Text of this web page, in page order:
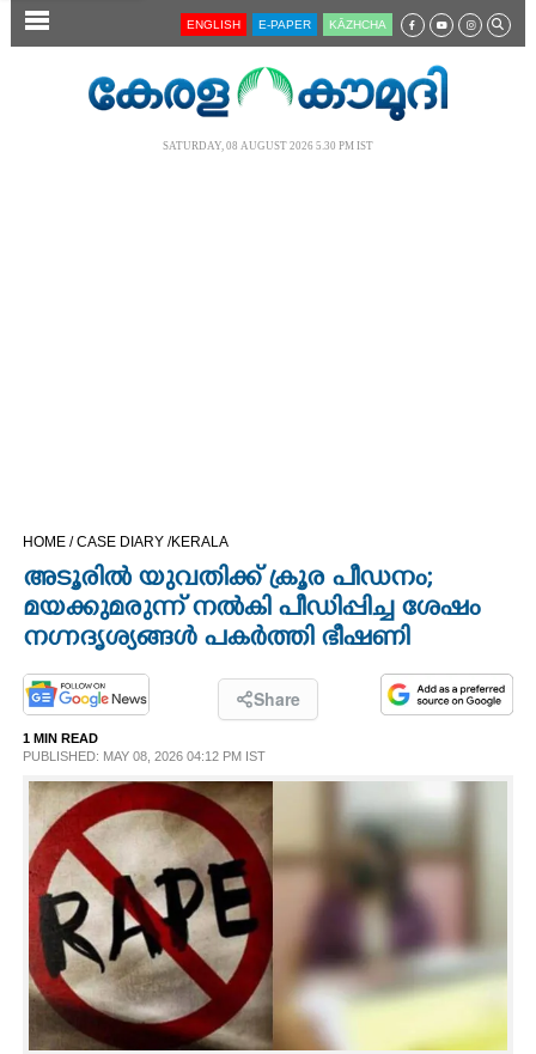
SECTIONS
OPINION
PHOTOS
LIFESTYLE
SPIRITUAL
INFO+
ART
ENGLISH E-PAPER KĀZHCHA
SATURDAY, 08 AUGUST 2026 5.30 PM IST
HOME /CASE DIARY /KERALA
അടൂരിൽ യുവതിക്ക് ക്രൂര പീഡനം;
മയക്കുമരുന്ന് നൽകി പീഡിപ്പിച്ച ശേഷം
നഗ്നദൃശ്യങ്ങൾ പകർത്തി ഭീഷണി
Share
1 MIN READ
PUBLISHED: MAY 08, 2026 04:12 PM IST